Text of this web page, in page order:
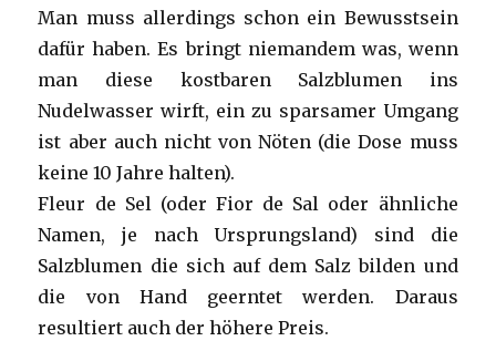
Man muss allerdings schon ein Bewusstsein
dafür haben. Es bringt niemandem was, wenn
man diese kostbaren Salzblumen ins
Nudelwasser wirft, ein zu sparsamer Umgang
ist aber auch nicht von Nöten (die Dose muss
keine 10 Jahre halten).
Fleur de Sel (oder Fior de Sal oder ähnliche
Namen, je nach Ursprungsland) sind die
Salzblumen die sich auf dem Salz bilden und
die von Hand geerntet werden. Daraus
resultiert auch der höhere Preis.